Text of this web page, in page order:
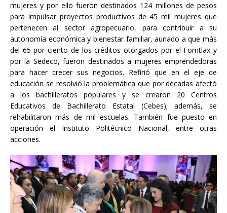
mujeres y por ello fueron destinados 124 millones de pesos
para impulsar proyectos productivos de 45 mil mujeres que
pertenecen al sector agropecuario, para contribuir a su
autonomía económica y bienestar familiar, aunado a que más
del 65 por ciento de los créditos otorgados por el Fomtlax y
por la Sedeco, fueron destinados a mujeres emprendedoras
para hacer crecer sus negocios. Refirió que en el eje de
educación se resolvió la problemática que por décadas afectó
a los bachilleratos populares y se crearon 20 Centros
Educativos de Bachillerato Estatal (Cebes); además, se
rehabilitaron más de mil escuelas. También fue puesto en
operación el Instituto Politécnico Nacional, entre otras
acciones.